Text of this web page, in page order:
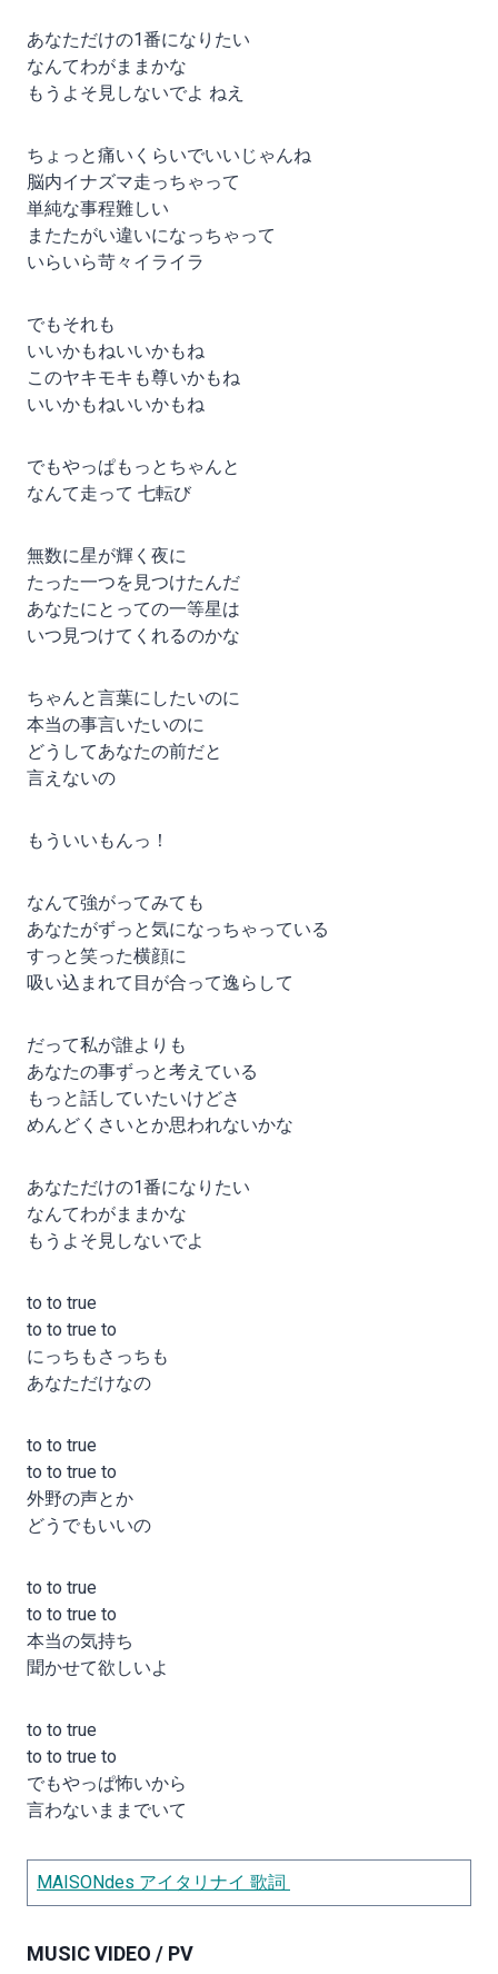
あなただけの1番になりたい
なんてわがままかな
もうよそ見しないでよ ねえ
ちょっと痛いくらいでいいじゃんね
脳内イナズマ走っちゃって
単純な事程難しい
またたがい違いになっちゃって
いらいら苛々イライラ
でもそれも
いいかもねいいかもね
このヤキモキも尊いかもね
いいかもねいいかもね
でもやっぱもっとちゃんと
なんて走って 七転び
無数に星が輝く夜に
たった一つを見つけたんだ
あなたにとっての一等星は
いつ見つけてくれるのかな
ちゃんと言葉にしたいのに
本当の事言いたいのに
どうしてあなたの前だと
言えないの
もういいもんっ！
なんて強がってみても
あなたがずっと気になっちゃっている
すっと笑った横顔に
吸い込まれて目が合って逸らして
だって私が誰よりも
あなたの事ずっと考えている
もっと話していたいけどさ
めんどくさいとか思われないかな
あなただけの1番になりたい
なんてわがままかな
もうよそ見しないでよ
to to true
to to true to
にっちもさっちも
あなただけなの
to to true
to to true to
外野の声とか
どうでもいいの
to to true
to to true to
本当の気持ち
聞かせて欲しいよ
to to true
to to true to
でもやっぱ怖いから
言わないままでいて
MAISONdes アイタリナイ 歌詞
MUSIC VIDEO / PV